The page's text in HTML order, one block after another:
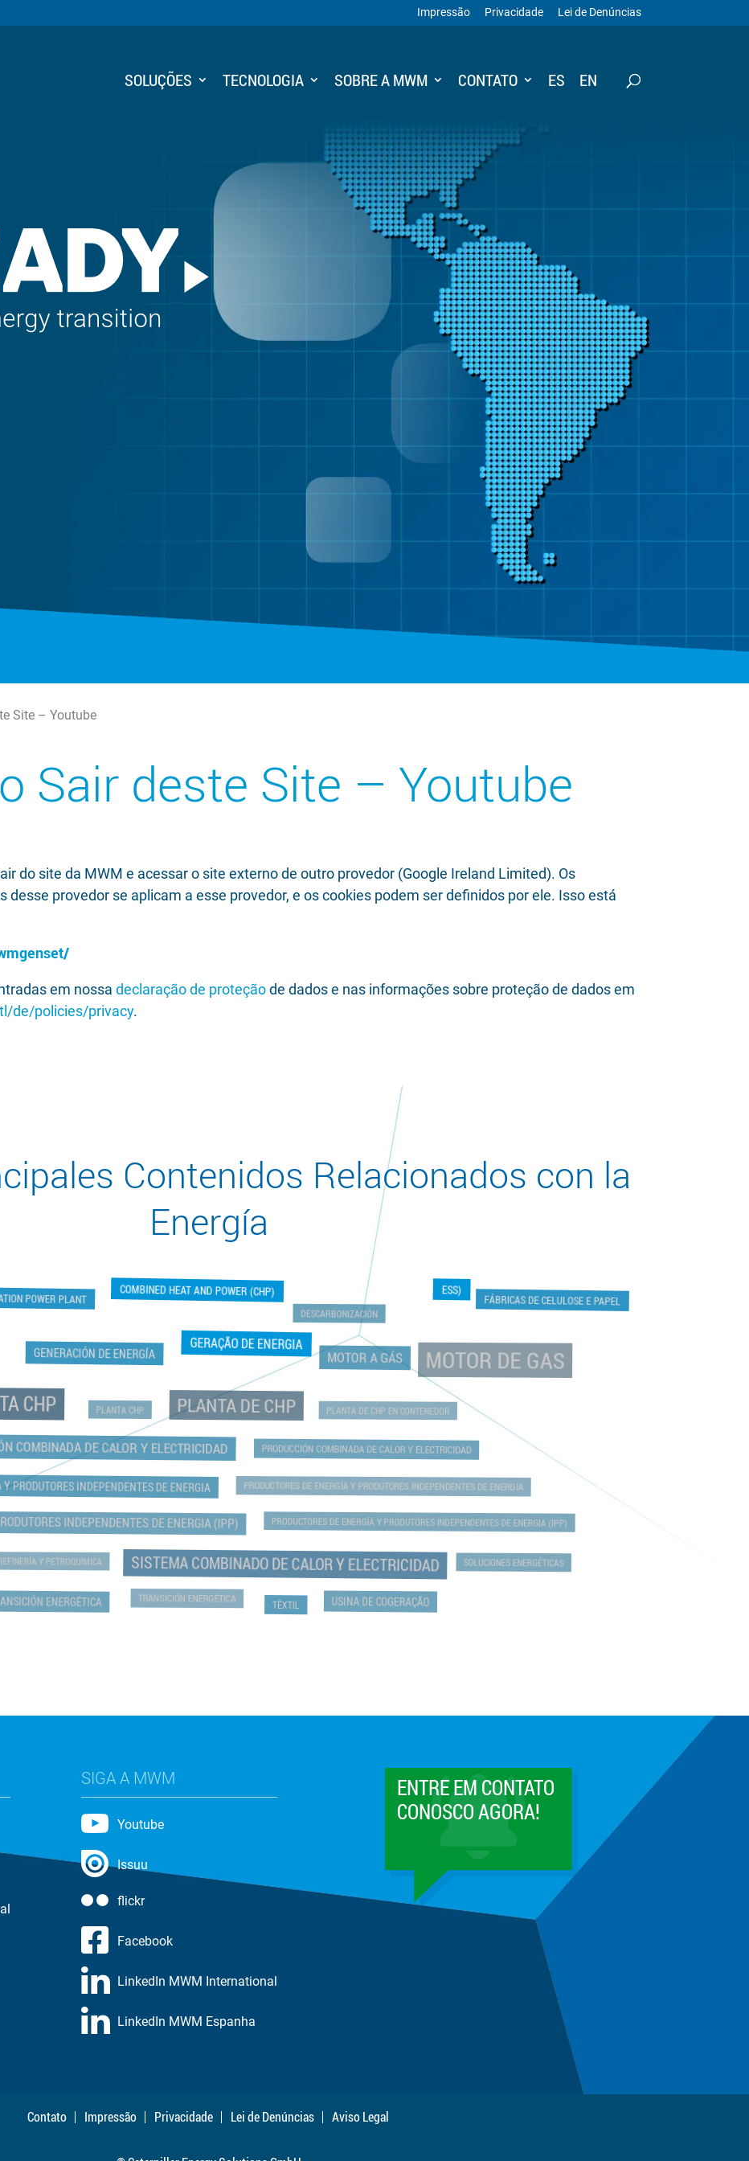
Impressão Privacidade Lei de Denúncias
SOLUÇÕES TECNOLOGIA SOBRE A MWM CONTATO ES EN
Site – Youtube
Sair deste Site – Youtube
do site da MWM e acessar o site externo de outro provedor (Google Ireland Limited). Os
desse provedor se aplicam a esse provedor, e os cookies podem ser definidos por ele. Isso está
em nossadeclaração de proteçãode dados e nas informações sobre proteção de dados em
de/policies/privacy.
Contenidos Relacionados con la
Energía
POWER PLANT COMBINED HEAT AND POWER (CHP)
DESCARBONIZACIÓN
ESS) FÁBRICAS DE CELULOSE E PAPEL
GENERACIÓN DE ENERGÍA GERAÇÃO DE ENERGIA
MOTOR A GÁS MOTOR DE GAS
CHP PLANTA CHP PLANTA DE CHP PLANTA DE CHP EN CONTENEDOR
COMBINADA DE CALOR Y ELECTRICIDAD PRODUCCIÓN COMBINADA DE CALOR Y ELECTRICIDAD
PRODUTORES INDEPENDENTES DE ENERGIA PRODUCTORES DE ENERGÍA Y PRODUTORES INDEPENDENTES DE ENERGIA
INDEPENDENTES DE ENERGIA (IPP) PRODUCTORES DE ENERGÍA Y PRODUTORES INDEPENDENTES DE ENERGIA (IPP)
Y PETROQUIMICA SISTEMA COMBINADO DE CALOR Y ELECTRICIDAD SOLUCIONES ENERGÉTICAS
ENERGÉTICA TRANSICIÓN ENERGÉTICA
TÊXTIL USINA DE COGERAÇÃO
SIGA A MWM
Youtube
Issuu
flickr
Facebook
LinkedIn MWM International
LinkedIn MWM Espanha
ENTRE EM CONTATO
CONOSCO AGORA!
Contato Impressão Privacidade Lei de Denúncias Aviso Legal